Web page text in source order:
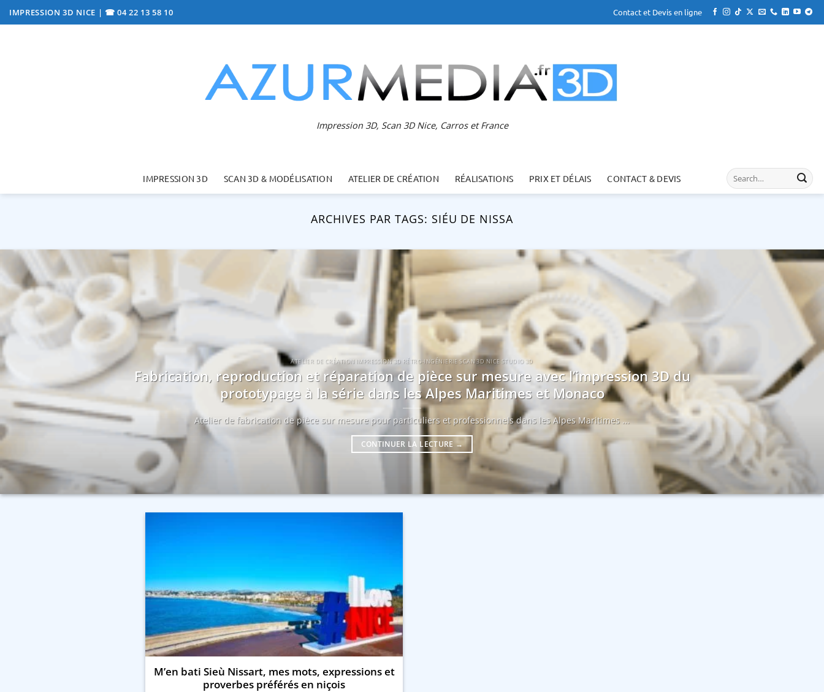
Passer
au
IMPRESSION 3D NICE | ☎ 04 22 13 58 10 Contact et Devis en ligne
Impression 3D, Scan 3D Nice, Carros et France
IMPRESSION 3D SCAN 3D & MODÉLISATION ATELIER DE CRÉATION RÉALISATIONS PRIX ET DÉLAIS CONTACT & DEVIS
ARCHIVES PAR TAGS: SIÉU DE NISSA
ATELIER DE CRÉATION IMPRESSION 3D RÉTRO-INGÉNIERIE SCAN 3D NICE STUDIO 3D
Fabrication, reproduction et réparation de pièce sur mesure avec l’impression 3D du
prototypage à la série dans les Alpes Maritimes et Monaco
Atelier de fabrication de pièce sur mesure pour particuliers et professionnels dans les Alpes Maritimes ...
CONTINUER LA LECTURE →
M’en bati Sieù Nissart, mes mots, expressions et
proverbes préférés en niçois